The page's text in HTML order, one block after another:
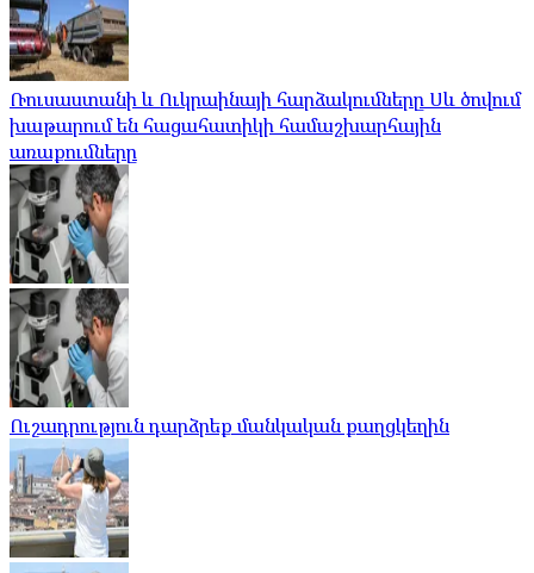
Ռուսաստանի և Ուկրաինայի հարձակումները Սև ծովում
խաթարում են հացահատիկի համաշխարհային
առաքումները
Ուշադրություն դարձրեք մանկական քաղցկեղին